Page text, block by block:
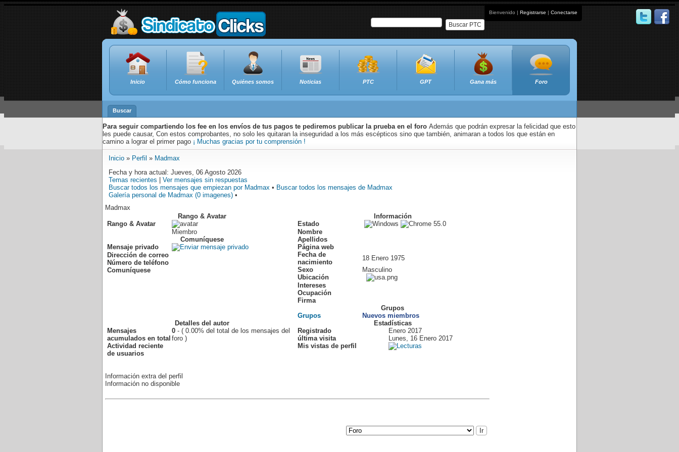
Bienvenido | Registrarse | Conectarse
Buscar PTC
Inicio Cómo funciona Quiénes somos Noticias PTC GPT Gana más Foro
Buscar
Para seguir compartiendo los fee en los envíos de tus pagos te pediremos publicar la prueba en el foro Además que podrán expresar la felicidad que esto
les puede causar, Con estos comprobantes, no solo les quitaran la inseguridad a los más escépticos sino que también, animaran a todos los que están en
camino a lograr el primer pago ¡ Muchas gracias por tu comprensión !
Inicio » Perfil » Madmax
Fecha y hora actual: Jueves, 06 Agosto 2026
Temas recientes
Ver mensajes sin respuestas
Buscar todos los mensajes que empiezan por Madmax • Buscar todos los mensajes de Madmax
Galería personal de Madmax (0 imagenes) •
Madmax
Rango & Avatar
Rango & Avatar
Miembro
Comuníquese
Mensaje privado
Dirección de correo
Número de teléfono
Comuníquese
Información
Estado
Nombre
Apellidos
Página web
Fecha de
nacimiento
18 Enero 1975
Sexo
Masculino
Ubicación
Intereses
Ocupación
Firma
Grupos
Grupos
Nuevos miembros
Detalles del autor
Mensajes
acumulados en total
0 - ( 0.00% del total de los mensajes del
foro )
Actividad reciente
de usuarios
Estadísticas
Registrado
Enero 2017
última visita
Lunes, 16 Enero 2017
Mis vistas de perfil
Información extra del perfil
Información no disponible